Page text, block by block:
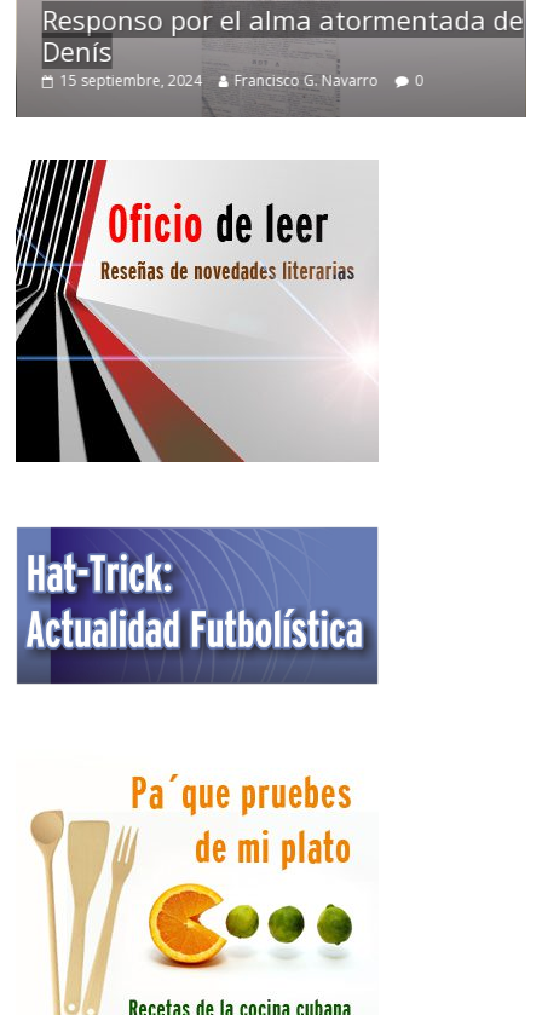
Responso por el alma atormentada de
Denís
15 septiembre, 2024 Francisco G. Navarro 0